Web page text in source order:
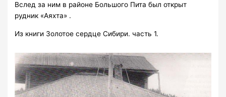
Вслед за ним в районе Большого Пита был открыт
рудник «Аяхта» .
Из книги Золотое сердце Сибири. часть 1.